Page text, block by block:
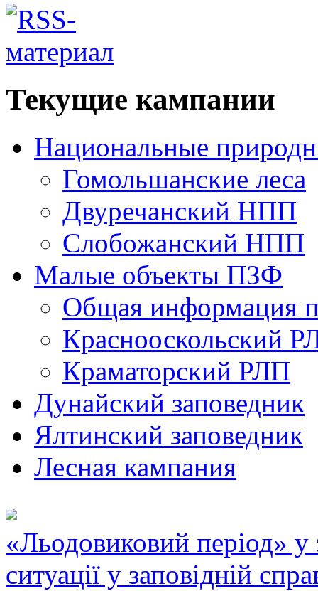
Текущие кампании
Национальные
Гомольшанские леса
Двуречанский НПП
Слобожанский НПП
Малые объекты ПЗФ
Общая информация
Краснооскольский
Краматорский РЛП
Дунайский заповедник
Ялтинский заповедник
Лесная кампания
«Льодовиковий період» у
ситуації у заповідній